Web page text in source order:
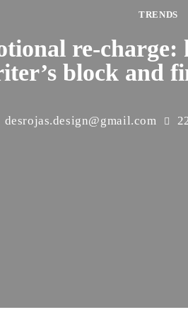
TRENDS
re-charge:
block and
desrojas.design@gmail.com